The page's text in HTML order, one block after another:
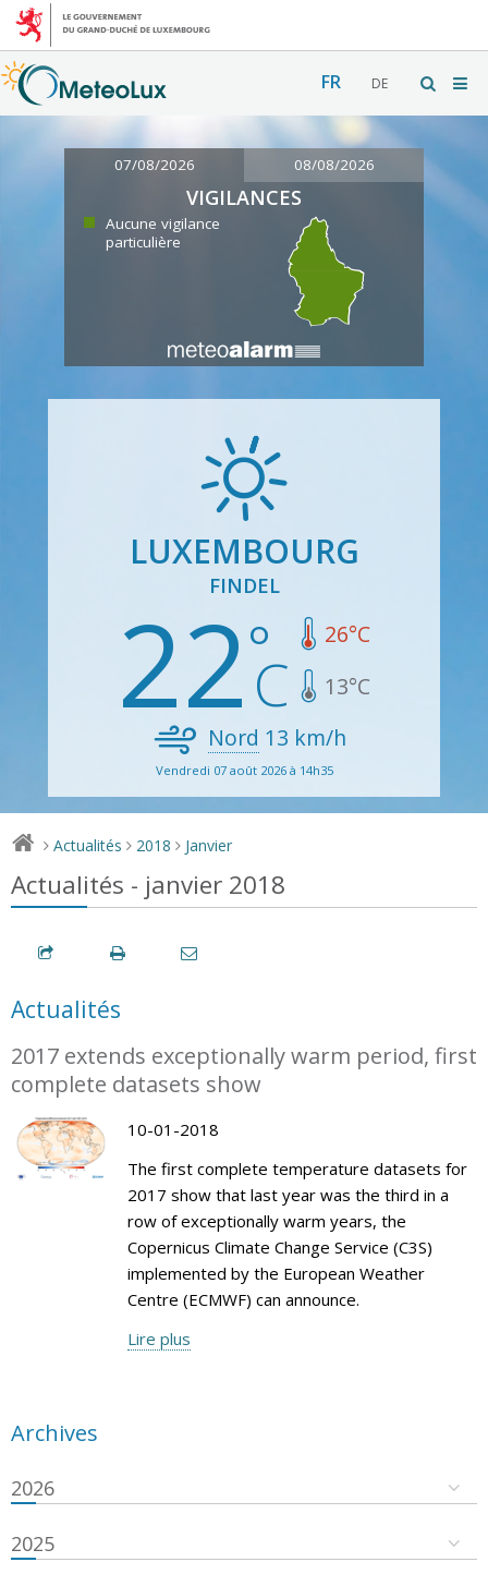
FR DE
07/08/2026 08/08/2026
VIGILANCES
Aucune vigilance
particulière
LUXEMBOURG
FINDEL
22 26°C
13°C
Nord 13 km/h
Vendredi 07 août 2026 à 14h35
> Actualités > 2018 > Janvier
Actualités - janvier 2018
Actualités
2017 extends exceptionally warm period, first
complete datasets show
10-01-2018
The first complete temperature datasets for
2017 show that last year was the third in a
row of exceptionally warm years, the
Copernicus Climate Change Service (C3S)
implemented by the European Weather
Centre (ECMWF) can announce.
Lire plus
Archives
2026
2025